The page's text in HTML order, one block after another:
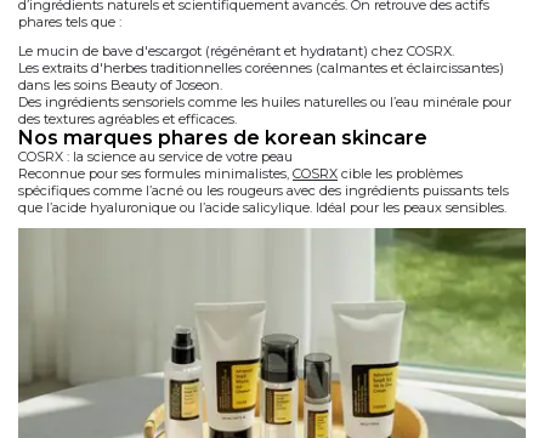
d’ingrédients naturels et scientifiquement avancés. On retrouve des actifs
phares tels que :
Le mucin de bave d'escargot (régénérant et hydratant) chez COSRX.
Les extraits d'herbes traditionnelles coréennes (calmantes et éclaircissantes)
dans les soins Beauty of Joseon.
Des ingrédients sensoriels comme les huiles naturelles ou l’eau minérale pour
des textures agréables et efficaces.
nos marques phares de korean skincare
COSRX : la science au service de votre peau
Reconnue pour ses formules minimalistes, COSRX cible les problèmes
spécifiques comme l’acné ou les rougeurs avec des ingrédients puissants tels
que l’acide hyaluronique ou l’acide salicylique. Idéal pour les peaux sensibles.